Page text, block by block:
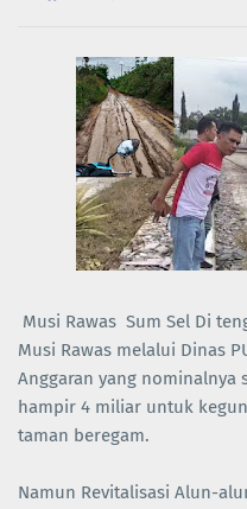
Musi Rawas Sum Sel Di
Musi Rawas melalui Dinas
Anggaran yang nominalnya
hampir 4 miliar untuk
taman beregam.
Namun Revitalisasi Alun-